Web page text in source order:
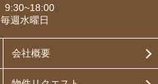
9:30~18:00
毎週水曜日
会社概要